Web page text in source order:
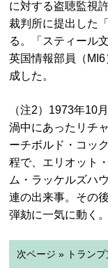
に対する盗聴監視
裁判所に提出した
る。「スティール
英国情報部員（
成した。
（注2）1973年10
渦中にあったリチ
ーチボルド・コッ
程で、エリオット
ム・ラッケルズハ
連の出来事。その
弾劾に一気に動く。
次ページ » トラン